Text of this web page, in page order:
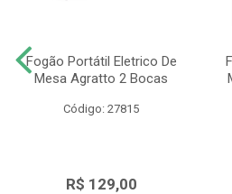
Fogão Portátil Eletrico De
Mesa Agratto 2 Bocas
Código: 27815
R$ 129,00